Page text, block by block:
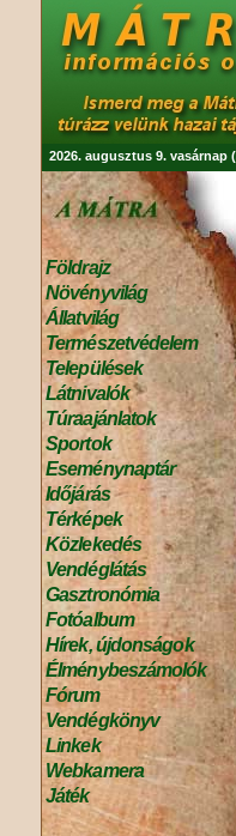
2026. augusztus 9. vasárnap
Földrajz
Növényvilág
Állatvilág
Természetvédelem
Települések
Látnivalók
Túraajánlatok
Sportok
Eseménynaptár
Időjárás
Térképek
Közlekedés
Vendéglátás
Gasztronómia
Fotóalbum
Hírek, újdonságok
Élménybeszámolók
Fórum
Vendégkönyv
Linkek
Webkamera
Játék